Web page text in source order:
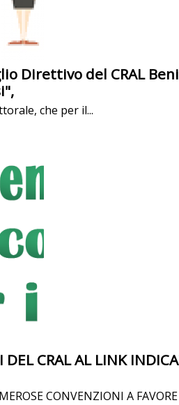
Direttivo del CRAL
che per il...
DEL CRAL AL LINK
CONVENZIONI A FAVORE